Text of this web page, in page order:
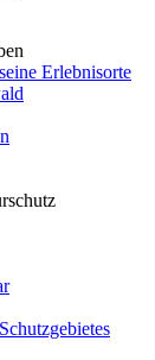
Erlebnisorte